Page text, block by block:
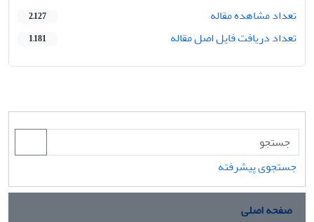
تعداد مشاهده مقاله
2,127
تعداد دریافت فایل اصل مقاله 1,181
جستجوی پیشرفته
صفحه اصلی